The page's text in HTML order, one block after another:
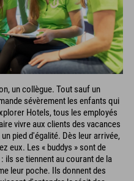
un collègue. Tout sauf un
sévèrement les enfants qui
Hotels, tous les employés
vivre aux clients des vacances
pied d'égalité. Dès leur arrivée,
eux. Les « buddys » sont de
ils se tiennent au courant de la
leur poche. Ils donnent des